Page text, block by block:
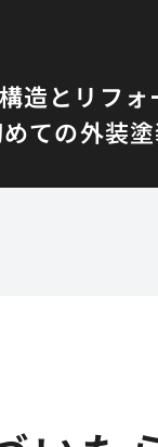
造とリフォ
ての外装